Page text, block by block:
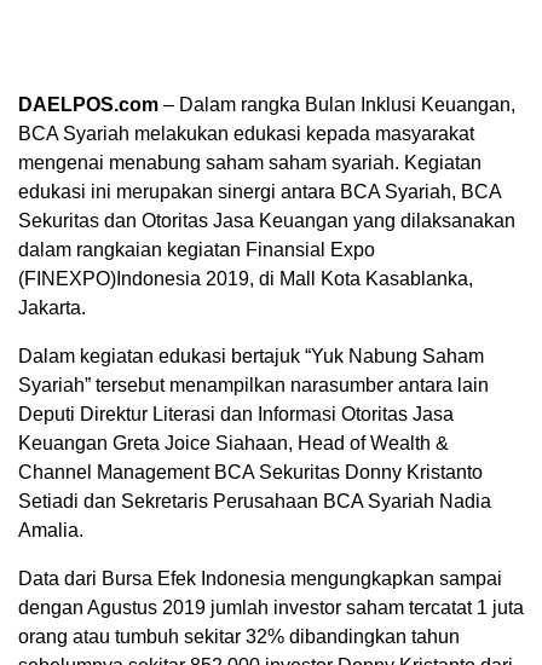
DAELPOS.com – Dalam rangka Bulan Inklusi Keuangan,
BCA Syariah melakukan edukasi kepada masyarakat
mengenai menabung saham saham syariah. Kegiatan
edukasi ini merupakan sinergi antara BCA Syariah, BCA
Sekuritas dan Otoritas Jasa Keuangan yang dilaksanakan
dalam rangkaian kegiatan Finansial Expo
(FINEXPO)Indonesia 2019, di Mall Kota Kasablanka,
Jakarta.
Dalam kegiatan edukasi bertajuk “Yuk Nabung Saham
Syariah” tersebut menampilkan narasumber antara lain
Deputi Direktur Literasi dan Informasi Otoritas Jasa
Keuangan Greta Joice Siahaan, Head of Wealth &
Channel Management BCA Sekuritas Donny Kristanto
Setiadi dan Sekretaris Perusahaan BCA Syariah Nadia
Amalia.
Data dari Bursa Efek Indonesia mengungkapkan sampai
dengan Agustus 2019 jumlah investor saham tercatat 1 juta
orang atau tumbuh sekitar 32% dibandingkan tahun